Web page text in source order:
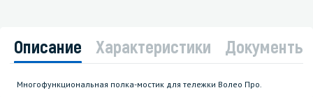
Описание Характеристики Документы
Многофункциональная полка-мостик для тележки Волео Про.